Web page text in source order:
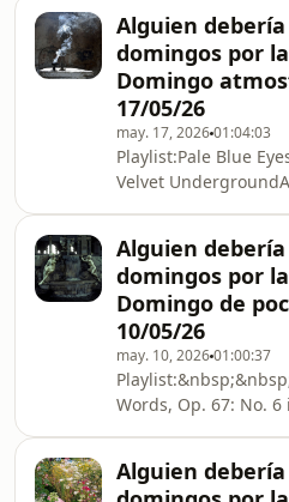
SilvettiSo&ntilde;ar
ZenetWit
Melvin &amp; The
NotesTourment
&mdash; Africanism,
Sunshine &mdash;
&mdash; Joy
Train &mdash; The
Wop (That Thing)
HillI Wish I Knew
Be Free &mdash;
Alguien
domingos por
Domingo
17/05/26
may. 17, 202601:04:03
Playlist:Pale Blue
Velvet
&mdash; The
Weeks &mdash; Van
Step Inside
Understand &mdash;
NotwistSnow
NotwistYour Kisses
Marc AlmondYour
&mdash; Beth
LaneganBeach 90 St
Christ
Alguien
domingos por
Domingo de
10/05/26
may. 10, 202601:00:37
Words, Op. 67: No. 6
minor &mdash;
Alguien